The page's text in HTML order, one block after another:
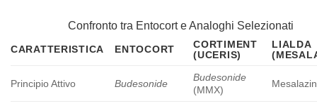
Confronto tra Entocort e Analoghi Selezionati
CARATTERISTICA ENTOCORT
CORTIMENT
(UCERIS)
LIALDA
Principio Attivo Budesonide
Budesonide
(MMX)